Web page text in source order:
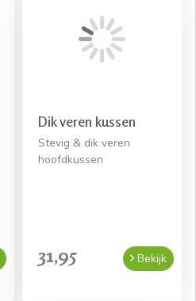
Dik veren kussen
Stevig & dik veren
hoofdkussen
31,95 Bekijk